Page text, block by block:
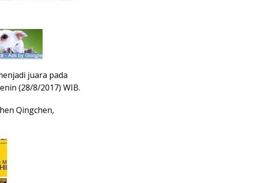
juara pada
(28/8/2017) WIB.
Qingchen,